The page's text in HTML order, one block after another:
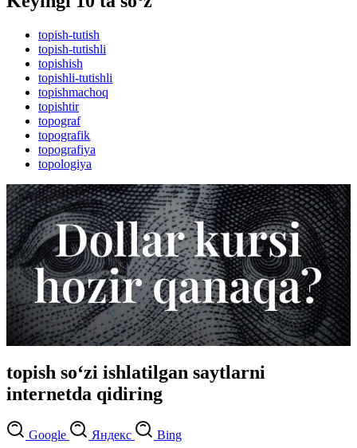
topish-tutish
topish-tutishli
topishish
topishli-tutishli
topishmachoq
topishtir
topograf
topografik
topografiya
topologiya
topish so‘zi ishlatilgan saytlarni
internetda qidiring
Google Яндекс Bing